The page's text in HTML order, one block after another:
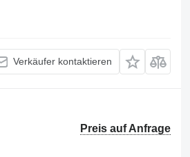
Verkäufer kontaktieren
Preis auf Anfrage